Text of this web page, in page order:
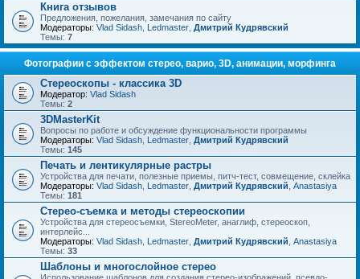
Книга отзывов
Предложения, пожелания, замечания по сайту
Модераторы: Vlad Sidash Ledmaster Дмитрий Кудрявский
Темы: 7
Фотографии с эффектом стерео, варио, 3D, анимации, морфинга
Стереоскопы - классика 3D
Модератор: Vlad Sidash
Темы: 2
3DMasterKit
Вопросы по работе и обсуждение функциональности программы
Модераторы: Vlad Sidash Ledmaster Дмитрий Кудрявский
Темы: 145
Печать и лентикулярные растры
Устройства для печати, полезные приемы, питч-тест, совмещение, склейка
Модераторы: Vlad Sidash Ledmaster Дмитрий Кудрявский Anastasiya
Темы: 181
Стерео-съемка и методы стереоскопии
Устройства для стереосъемки, StereoMeter, анаглиф, стереоскоп,
интерлейс...
Модераторы: Vlad Sidash Ledmaster Дмитрий Кудрявский Anastasiya
Темы: 33
Шаблоны и многослойное стерео